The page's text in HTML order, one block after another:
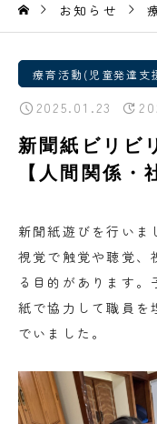
お知らせ
療育活動(児童発達支
2025.01.23
新聞紙ビリビ
【人間関係・
新聞紙遊びを行いま
視覚で触覚や聴覚、
る目的があります
紙で協力して職員を
でいました。